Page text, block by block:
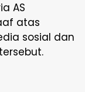
AS
atas
sosial dan